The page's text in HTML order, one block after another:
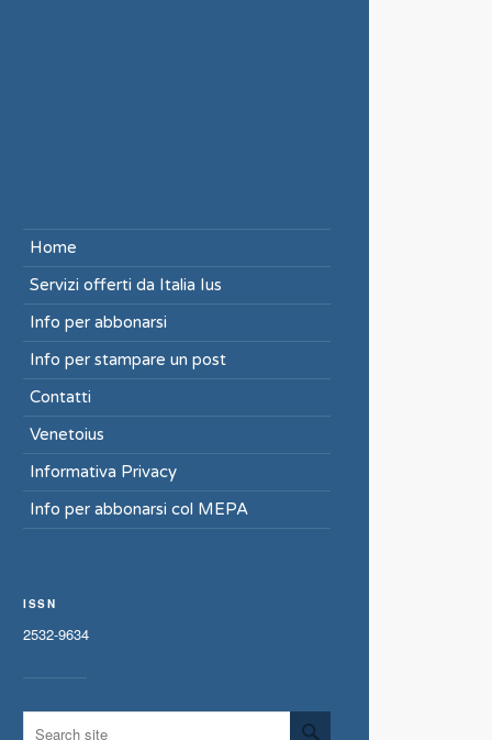
Home
Servizi offerti da Italia Ius
Info per abbonarsi
Info per stampare un post
Contatti
Venetoius
Informativa Privacy
Info per abbonarsi col MEPA
ISSN
2532-9634